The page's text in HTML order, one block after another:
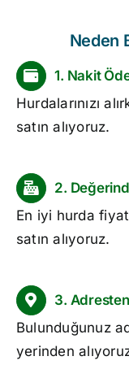
Neden
1. Nakit
Hurdalarınızı
satın alıyoruz.
2.
En iyi hurda
satın alıyoruz.
3. Adresten
Bulunduğunuz
yerinden